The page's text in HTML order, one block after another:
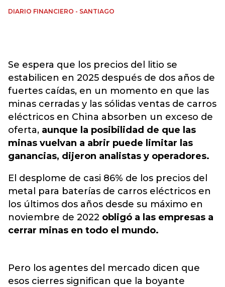
DIARIO FINANCIERO - SANTIAGO
Se espera que los precios del litio se
estabilicen en 2025 después de dos años de
fuertes caídas, en un momento en que las
minas cerradas y las sólidas ventas de carros
eléctricos en China absorben un exceso de
oferta, aunque la posibilidad de que las
minas vuelvan a abrir puede limitar las
ganancias, dijeron analistas y operadores.
El desplome de casi 86% de los precios del
metal para baterías de carros eléctricos en
los últimos dos años desde su máximo en
noviembre de 2022 obligó a las empresas a
cerrar minas en todo el mundo.
Pero los agentes del mercado dicen que
esos cierres significan que la boyante